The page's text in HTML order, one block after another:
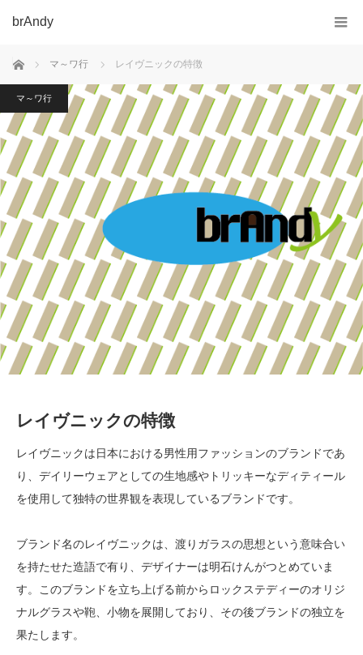
brAndy
ホーム マ～ワ行 レイヴニックの特徴
マ～ワ行
レイヴニックの特徴
レイヴニックは日本における男性用ファッションのブランドであ
り、デイリーウェアとしての生地感やトリッキーなディティール
を使用して独特の世界観を表現しているブランドです。
ブランド名のレイヴニックは、渡りガラスの思想という意味合い
を持たせた造語で有り、デザイナーは明石けんがつとめていま
す。このブランドを立ち上げる前からロックステディーのオリジ
ナルグラスや鞄、小物を展開しており、その後ブランドの独立を
果たします。